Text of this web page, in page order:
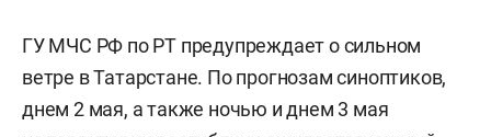
ГУ МЧС РФ по РТ предупреждает о сильном
ветре в Татарстане. По прогнозам синоптиков,
днем 2 мая, а также ночью и днем 3 мая